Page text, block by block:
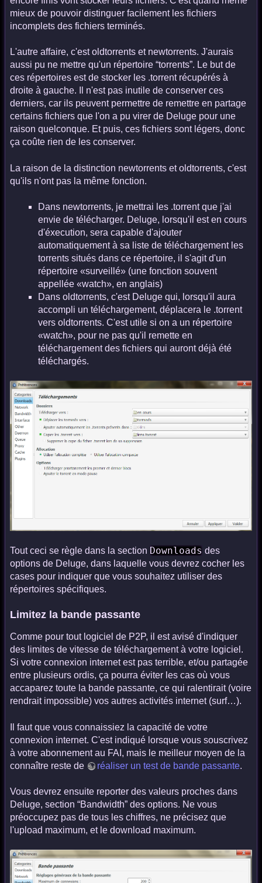
mieux de pouvoir distinguer facilement les fichiers
incomplets des fichiers terminés.
L'autre affaire, c'est oldtorrents et newtorrents. J'aurais
aussi pu ne mettre qu'un répertoire “torrents”. Le but de
ces répertoires est de stocker les .torrent récupérés à
droite à gauche. Il n'est pas inutile de conserver ces
derniers, car ils peuvent permettre de remettre en partage
certains fichiers que l'on a pu virer de Deluge pour une
raison quelconque. Et puis, ces fichiers sont légers, donc
ça coûte rien de les conserver.
La raison de la distinction newtorrents et oldtorrents, c'est
qu'ils n'ont pas la même fonction.
Dans newtorrents, je mettrai les .torrent que j'ai
envie de télécharger. Deluge, lorsqu'il est en cours
d'éxecution, sera capable d'ajouter
automatiquement à sa liste de téléchargement les
torrents situés dans ce répertoire, il s'agit d'un
répertoire «surveillé» (une fonction souvent
appellée «watch», en anglais)
Dans oldtorrents, c'est Deluge qui, lorsqu'il aura
accompli un téléchargement, déplacera le .torrent
vers oldtorrents. C'est utile si on a un répertoire
«watch», pour ne pas qu'il remette en
téléchargement des fichiers qui auront déjà été
téléchargés.
Tout ceci se règle dans la section Downloads des
options de Deluge, dans laquelle vous devrez cocher les
cases pour indiquer que vous souhaitez utiliser des
répertoires spécifiques.
Limitez la bande passante
Comme pour tout logiciel de P2P, il est avisé d'indiquer
des limites de vitesse de téléchargement à votre logiciel.
Si votre connexion internet est pas terrible, et/ou partagée
entre plusieurs ordis, ça pourra éviter les cas où vous
accaparez toute la bande passante, ce qui ralentirait (voire
rendrait impossible) vos autres activités internet (surf…).
Il faut que vous connaissiez la capacité de votre
connexion internet. C'est indiqué lorsque vous souscrivez
à votre abonnement au FAI, mais le meilleur moyen de la
connaître reste de
réaliser un test de bande passante.
Vous devrez ensuite reporter des valeurs proches dans
Deluge, section “Bandwidth” des options. Ne vous
préoccupez pas de tous les chiffres, ne précisez que
l'upload maximum, et le download maximum.